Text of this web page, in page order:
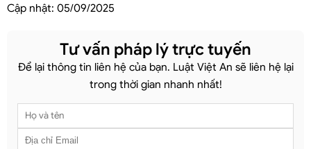
Cập nhật: 05/09/2025
Tư vấn pháp lý trực tuyến
Để lại thông tin liên hệ của bạn. Luật Việt An sẽ liên hệ lại
trong thời gian nhanh nhất!